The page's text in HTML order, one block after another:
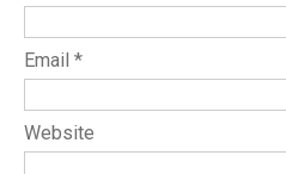
Email *
Website